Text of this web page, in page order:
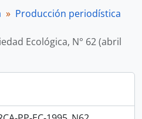
Producción periodística
Ecológica, N° 62 (abril